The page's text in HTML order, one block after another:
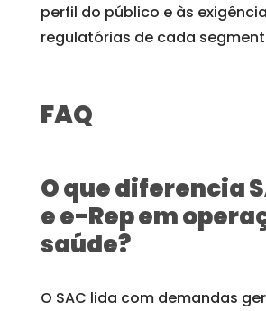
perfil do público e às
regulatórias de cada
FAQ
O que diferencia
e e-Rep em
saúde?
O SAC lida com demandas